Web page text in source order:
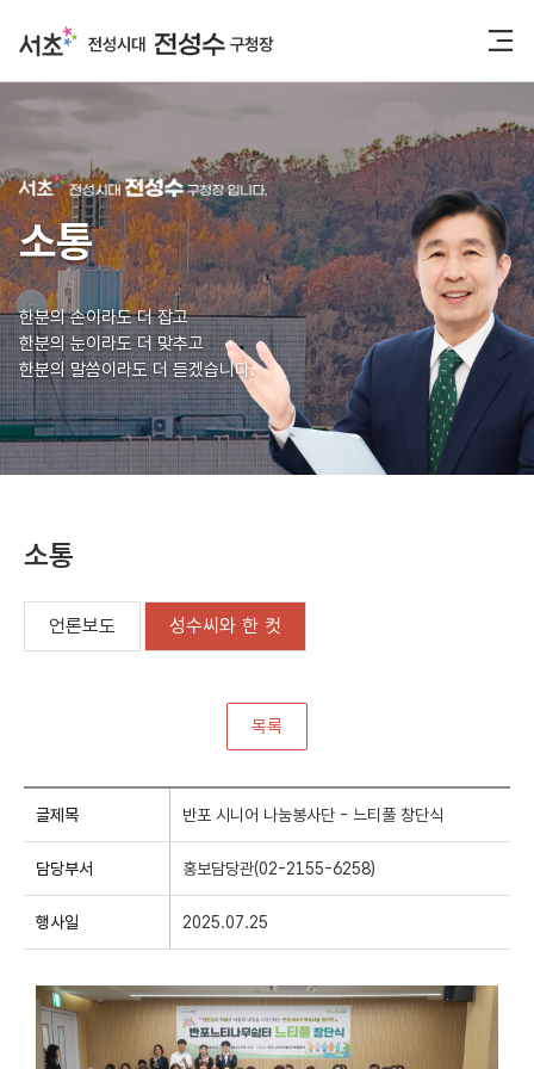
소통
한분의 손이라도 더 잡고
한분의 눈이라도 더 맞추고
한분의 말씀이라도 더 듣겠습니다.
소통
언론보도 성수씨와 한 컷
목록
성
씨
한
컷
세
글제목 반포 시니어 나눔봉사단 - 느티풀 창단식
담당부서 홍보담당관(02-2155-6258)
행사일 2025.07.25